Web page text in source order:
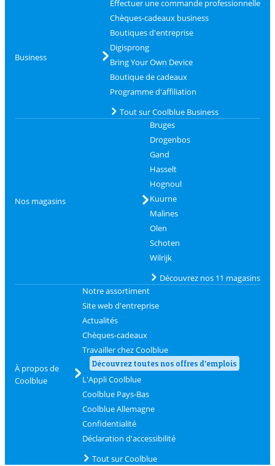
Business
Effectuer une commande professionnelle
Chèques-cadeaux business
Boutiques d'entreprise
Digisprong
Bring Your Own Device
Boutique de cadeaux
Programme d'affiliation
Tout sur Coolblue Business
Nos magasins
Bruges
Drogenbos
Gand
Hasselt
Hognoul
Kuurne
Malines
Olen
Schoten
Wilrijk
Découvrez nos 11 magasins
À propos de
Coolblue
Notre assortiment
Site web d'entreprise
Actualités
Chèques-cadeaux
Travailler chez Coolblue
Découvrez toutes nos offres d'emplois
L'Appli Coolblue
Coolblue Pays-Bas
Coolblue Allemagne
Confidentialité
Déclaration d'accessibilité
Tout sur Coolblue